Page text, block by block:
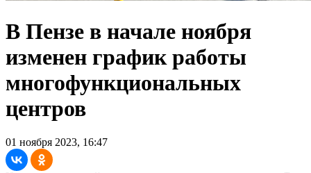
В Пензе в начале ноября
изменен график работы
многофункциональных
центров
01 ноября 2023, 16:47